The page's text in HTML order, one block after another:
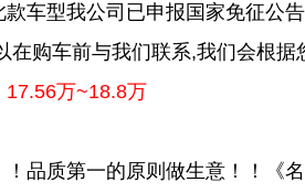
款车型我公司已申报国家免征公
在购车前与我们联系,我们会根
17.56万~18.8万
品质第一的原则做生意！！《名